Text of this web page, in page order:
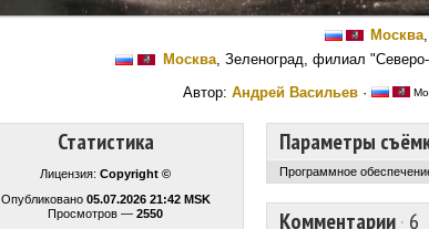
Москва,
Москва, Зеленоград, филиал
Автор: Андрей Васильев·
Статистика
Лицензия: Copyright ©
Опубликовано 05.07.2026 21:42 MSK
Просмотров — 2550
Параметры
Программное
Комментарии· 6